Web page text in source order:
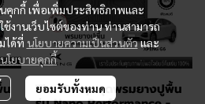
น
The Camp ชุดพรมยางปูพื้น
นคุกกี้ เพื่อเพิ่มประสิทธิภาพและ
งานเว็บไซต์ของท่าน ท่านสามารถ
ได้ที่ นโยบายความเป็นส่วนตัวและ
นโยบายคุกกี้
ยอมรับทั้งหมด